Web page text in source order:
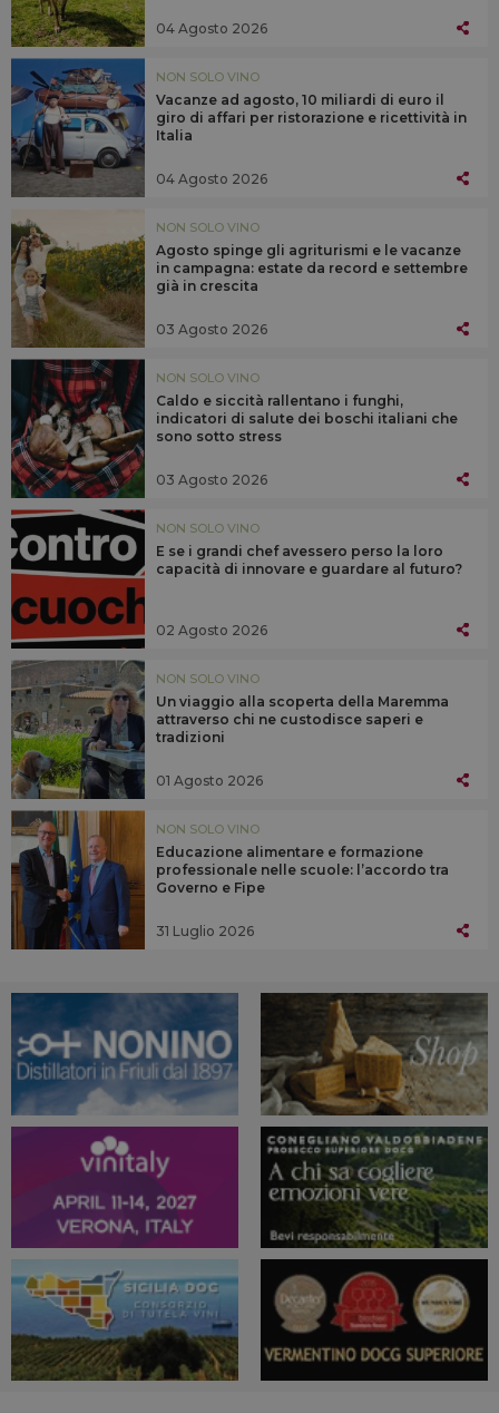
04 Agosto 2026
NON SOLO VINO
Vacanze ad agosto, 10 miliardi di euro il
giro di affari per ristorazione e ricettività in
Italia
04 Agosto 2026
NON SOLO VINO
Agosto spinge gli agriturismi e le vacanze
in campagna: estate da record e settembre
già in crescita
03 Agosto 2026
NON SOLO VINO
Caldo e siccità rallentano i funghi,
indicatori di salute dei boschi italiani che
sono sotto stress
03 Agosto 2026
NON SOLO VINO
E se i grandi chef avessero perso la loro
capacità di innovare e guardare al futuro?
02 Agosto 2026
NON SOLO VINO
Un viaggio alla scoperta della Maremma
attraverso chi ne custodisce saperi e
tradizioni
01 Agosto 2026
NON SOLO VINO
Educazione alimentare e formazione
professionale nelle scuole: l’accordo tra
Governo e Fipe
31 Luglio 2026